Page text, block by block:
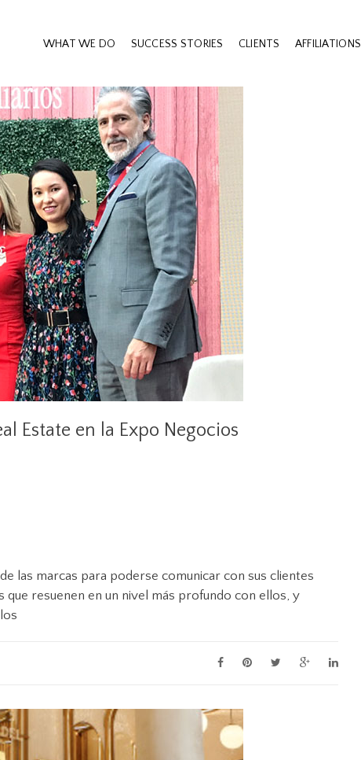
WHAT WE DO SUCCESS STORIES CLIENTS AFFILIATIONS
Estate en la Expo Negocios
las marcas para poderse comunicar con sus clientes
resuenen en un nivel más profundo con ellos, y